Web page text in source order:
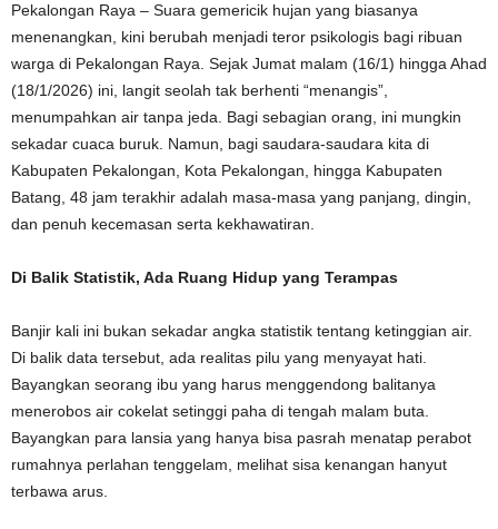
Pekalongan Raya – Suara gemericik hujan yang biasanya
menenangkan, kini berubah menjadi teror psikologis bagi ribuan
warga di Pekalongan Raya. Sejak Jumat malam (16/1) hingga Ahad
(18/1/2026) ini, langit seolah tak berhenti “menangis”,
menumpahkan air tanpa jeda. Bagi sebagian orang, ini mungkin
sekadar cuaca buruk. Namun, bagi saudara-saudara kita di
Kabupaten Pekalongan, Kota Pekalongan, hingga Kabupaten
Batang, 48 jam terakhir adalah masa-masa yang panjang, dingin,
dan penuh kecemasan serta kekhawatiran.
Di Balik Statistik, Ada Ruang Hidup yang Terampas
Banjir kali ini bukan sekadar angka statistik tentang ketinggian air.
Di balik data tersebut, ada realitas pilu yang menyayat hati.
Bayangkan seorang ibu yang harus menggendong balitanya
menerobos air cokelat setinggi paha di tengah malam buta.
Bayangkan para lansia yang hanya bisa pasrah menatap perabot
rumahnya perlahan tenggelam, melihat sisa kenangan hanyut
terbawa arus.